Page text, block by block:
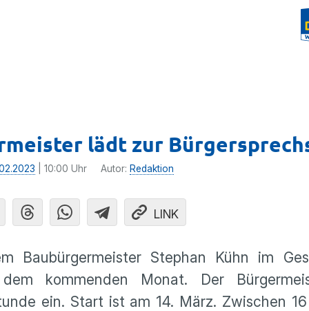
lädt zur
| 10:00 Uhr Autor: Redaktion
LINK
Baubürgermeister Stephan Kühn im
kommenden Monat. Der
ein. Start ist am 14. März. Zwischen